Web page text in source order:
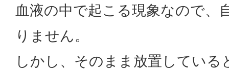
血液の中で起こる現象なので、
りません。
しかし、そのまま放置している